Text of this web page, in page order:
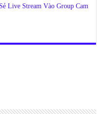
Live Stream Vào Group Cam